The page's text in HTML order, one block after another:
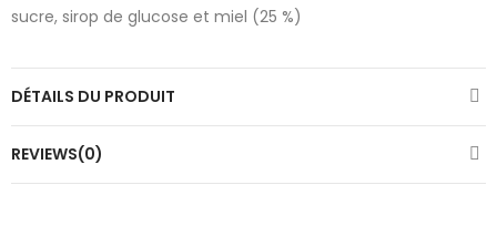
sucre, sirop de glucose et miel (25 %)
DÉTAILS DU PRODUIT
REVIEWS(0)